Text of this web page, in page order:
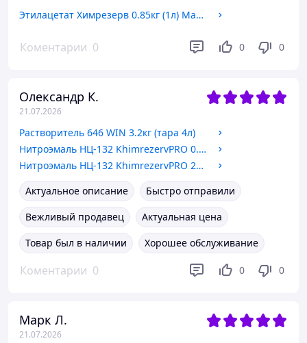
Этилацетат Химрезерв 0.85кг (1л) Марка А
Коментарии 0 0 0
Олександр К.
21.07.2026
Растворитель 646 WIN 3.2кг (тара 4л)
Нитроэмаль НЦ-132 KhimrezervPRO 0.8кг цвета в ассортименте
Нитроэмаль НЦ-132 KhimrezervPRO 2кг цвета в ассортименте
Актуальное описание
Быстро отправили
Вежливый продавец
Актуальная цена
Товар был в наличии
Хорошее обслуживание
Коментарии 0 0 0
Марк Л.
21.07.2026